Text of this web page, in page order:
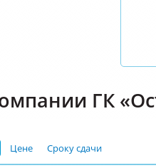
ГК
Цене Сроку сдачи